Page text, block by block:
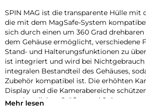
SPIN MAG ist die transparente Hülle mit
die mit dem MagSafe-System
sich durch einen um 360 Grad drehbaren
dem Gehäuse ermöglicht, verschiedene
Stand- und Halterungsfunktionen zu
ist integriert und wird bei Nichtgebrauch
integralen Bestandteil des Gehäuses,
Zubehör kompatibel ist. Die erhöhten
Display und die Kamerabereiche
versehentlichen Stößen und Stürzen.
Mehr lesen